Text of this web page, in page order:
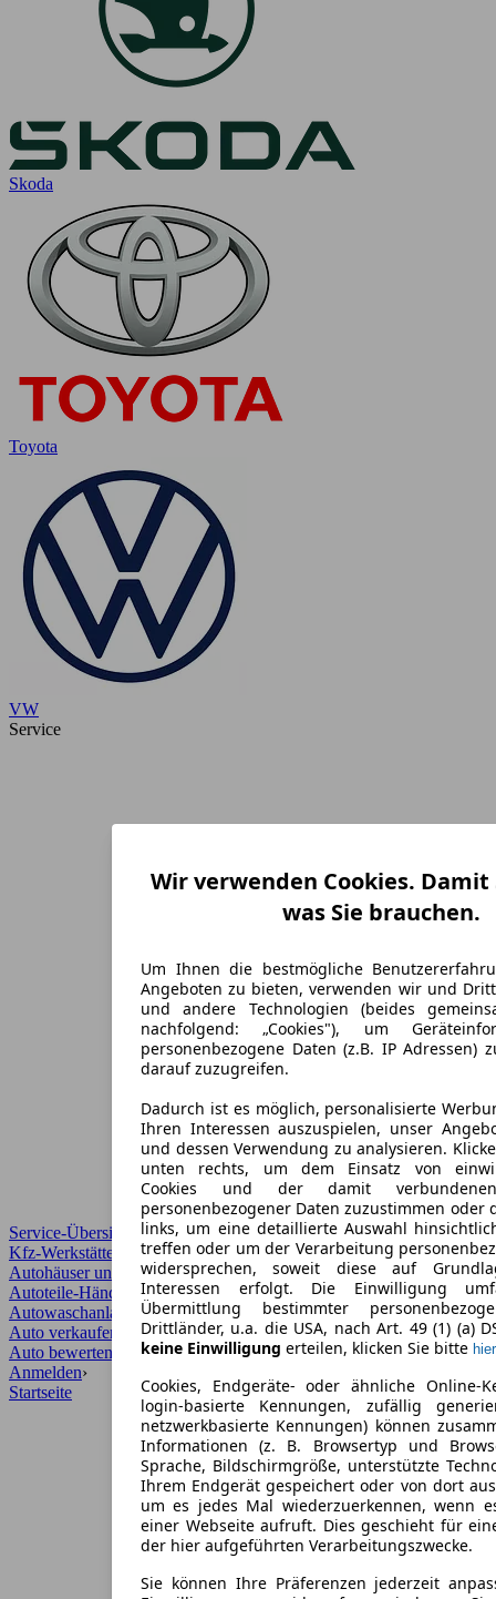
Skoda
Toyota
VW
Service
Service-Übersicht
Kfz-Werkstätten
Autohäuser und Händler
Autoteile-Händler
Autowaschanlagen
Auto verkaufen
Auto bewerten
Anmelden›
Wir verwenden Cookies.
was Sie brauchen.
Um Ihnen die bestmögliche
Angeboten zu bieten, verwenden wir und
und andere Technologien (beides
nachfolgend: „Cookies"), um
personenbezogene Daten (z.B. IP Adressen)
darauf zuzugreifen.
Dadurch ist es möglich, personalisierte
Ihren Interessen auszuspielen, unser
und dessen Verwendung zu analysieren.
unten rechts, um dem Einsatz von
Cookies und der damit
personenbezogener Daten zuzustimmen oder
links, um eine detaillierte Auswahl
treffen oder um der Verarbeitung
widersprechen, soweit diese auf
Interessen erfolgt. Die Einwilligung
Übermittlung bestimmter
Drittländer, u.a. die USA, nach Art. 49 (1) (a)
keine Einwilligung erteilen, klicken Sie bitte hier
Cookies, Endgeräte- oder ähnliche Online-
login-basierte Kennungen, zufällig
netzwerkbasierte Kennungen) können
Informationen (z. B. Browsertyp und
Sprache, Bildschirmgröße, unterstützte
Ihrem Endgerät gespeichert oder von dort
um es jedes Mal wiederzuerkennen, wenn
einer Webseite aufruft. Dies geschieht für
der hier aufgeführten Verarbeitungszwecke.
Sie können Ihre Präferenzen jederzeit
Startseite